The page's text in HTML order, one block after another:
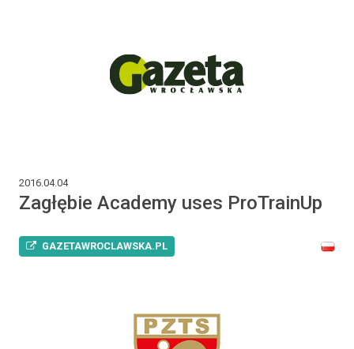
2016.04.04
Zagłębie Academy uses ProTrainUp
GAZETAWROCLAWSKA.PL